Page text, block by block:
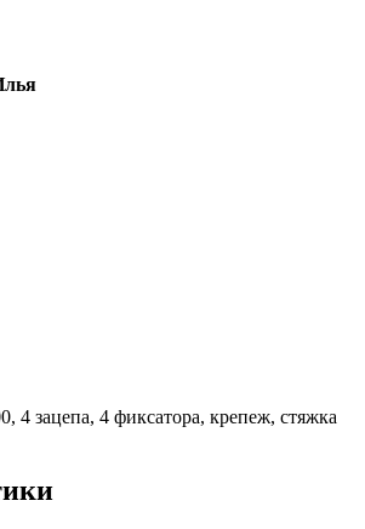
4 зацепа, 4 фиксатора, крепеж, стяжка